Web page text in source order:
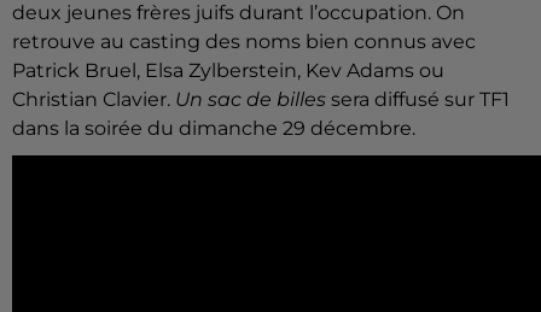
deux jeunes frères juifs durant l’occupation. On
retrouve au casting des noms bien connus avec
Patrick Bruel, Elsa Zylberstein, Kev Adams ou
Christian Clavier. Un sac de billes sera diffusé sur TF1
dans la soirée du dimanche 29 décembre.